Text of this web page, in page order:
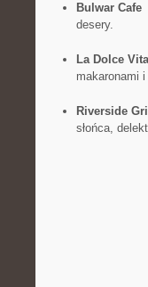
Bulwar ‍Cafe
‍desery.
La Dolce Vita
makaronami
Riverside Grill
słońca,